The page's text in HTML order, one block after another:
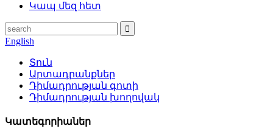
Կապ մեզ հետ
English
Տուն
Արտադրանքներ
Դիմադրության գոտի
Դիմադրության խողովակ
Կատեգորիաներ